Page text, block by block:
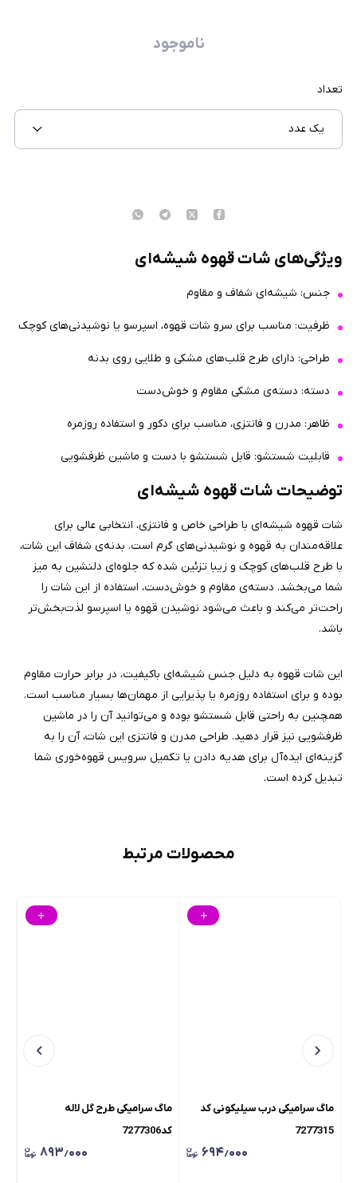
ناموجود
تعداد
یک عدد
ویژگی‌های شات قهوه شیشه‌ای
جنس: شیشه‌ای شفاف و مقاوم
ظرفیت: مناسب برای سرو شات قهوه، اسپرسو یا نوشیدنی‌های کوچک
طراحی: دارای طرح قلب‌های مشکی و طلایی روی بدنه
دسته: دسته‌ی مشکی مقاوم و خوش‌دست
ظاهر: مدرن و فانتزی، مناسب برای دکور و استفاده روزمره
قابلیت شستشو: قابل شستشو با دست و ماشین ظرفشویی
توضیحات شات قهوه شیشه‌ای
شات قهوه شیشه‌ای با طراحی خاص و فانتزی، انتخابی عالی برای
علاقه‌مندان به قهوه و نوشیدنی‌های گرم است. بدنه‌ی شفاف این شات،
با طرح قلب‌های کوچک و زیبا تزئین شده که جلوه‌ای دلنشین به میز
شما می‌بخشد. دسته‌ی مقاوم و خوش‌دست، استفاده از این شات را
راحت‌تر می‌کند و باعث می‌شود نوشیدن قهوه یا اسپرسو لذت‌بخش‌تر
باشد.
این شات قهوه به دلیل جنس شیشه‌ای باکیفیت، در برابر حرارت مقاوم
بوده و برای استفاده روزمره یا پذیرایی از مهمان‌ها بسیار مناسب است.
همچنین به راحتی قابل شستشو بوده و می‌توانید آن را در ماشین
ظرفشویی نیز قرار دهید. طراحی مدرن و فانتزی این شات، آن را به
گزینه‌ای ایده‌آل برای هدیه دادن یا تکمیل سرویس قهوه‌خوری شما
تبدیل کرده است.
محصولات مرتبط
ماگ سرامیکی درب سیلیکونی کد
7277315
۶۹۴٫۰۰۰
ماگ سرامیکی طرح گل لاله
کد7277306
۸۹۳٫۰۰۰